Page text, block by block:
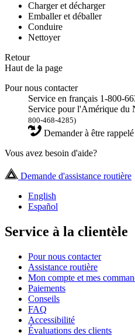
Charger et décharger
Emballer et déballer
Conduire
Nettoyer
Retour
Haut de la page
Pour nous contacter
Service en français 1-800-
Service pour l'Amérique
800-468-4285)
Demander à être rappelé
Vous avez besoin d'aide?
Demande d'assistance routière
English
Español
Service à la clientèle
Pour nous contacter
Assistance routière
Mon compte et mes
Paiements
Conseils
FAQ
Accessibilité
Évaluations des clients